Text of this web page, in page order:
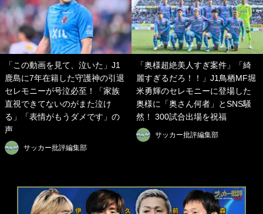
「この動画を見て、泣いた」J1
鹿島に7年在籍した守護神の引退
セレモニーが号泣必至！「家族
直視できてないのがまた泣け
る」「表情がもうダメです」の
声
サッカー批評編集部
「奥様超絶美人すぎ案件」「綺
麗すぎるだろ！！」J1鳥栖MF堀
米勇輝のセレモニーに登場した
奥様に「奥さん何者」とSNS騒
然！ 300試合出場を祝福
サッカー批評編集部